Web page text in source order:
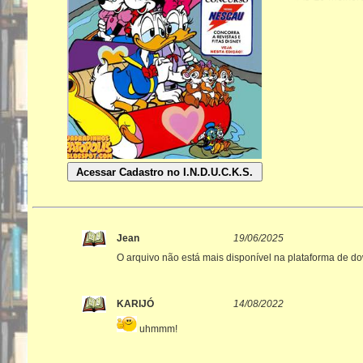
Jean
19/06/2025
O arquivo não está mais disponível na plataforma de
KARIJÓ 14/08/2022
uhmmm!